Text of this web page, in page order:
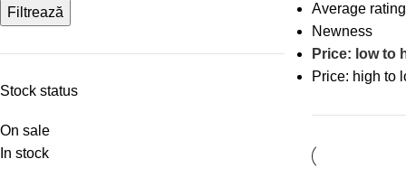
Filtrează
Stock status
On sale
In stock
Average rating
Newness
Price: low to
Price: high to